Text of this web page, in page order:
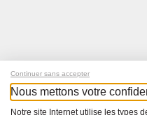
Continuer sans accepter
Nous mettons votre
Notre site Internet utilise les types